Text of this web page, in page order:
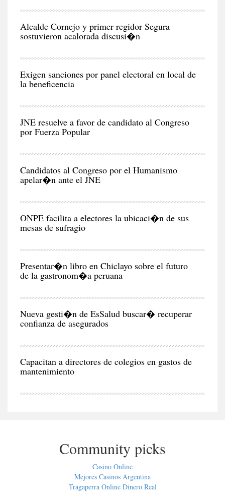
Alcalde Cornejo y primer regidor Segura
sostuvieron acalorada discusi�n
Exigen sanciones por panel electoral en local de
la beneficencia
JNE resuelve a favor de candidato al Congreso
por Fuerza Popular
Candidatos al Congreso por el Humanismo
apelar�n ante el JNE
ONPE facilita a electores la ubicaci�n de sus
mesas de sufragio
Presentar�n libro en Chiclayo sobre el futuro
de la gastronom�a peruana
Nueva gesti�n de EsSalud buscar� recuperar
confianza de asegurados
Capacitan a directores de colegios en gastos de
mantenimiento
Community picks
Casino Online
Mejores Casinos Argentina
Tragaperra Online Dinero Real